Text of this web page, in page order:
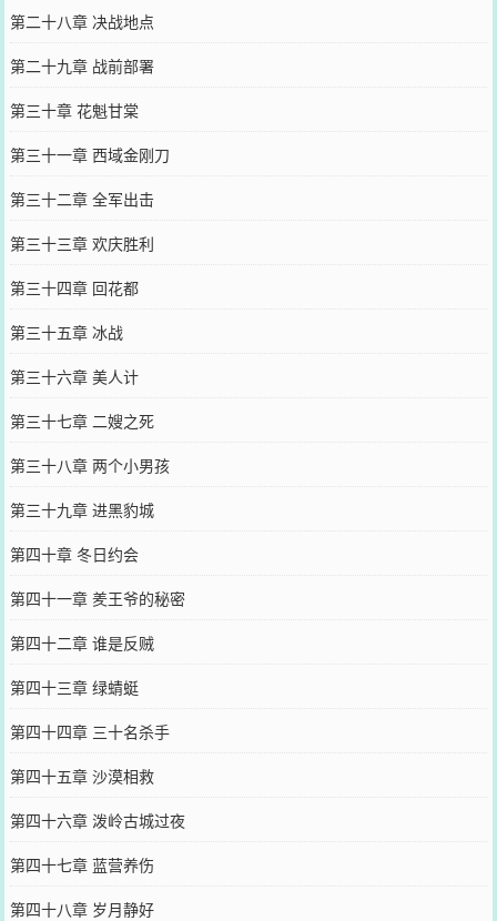
第二十八章 决战地点
第二十九章 战前部署
第三十章 花魁甘棠
第三十一章 西域金刚刀
第三十二章 全军出击
第三十三章 欢庆胜利
第三十四章 回花都
第三十五章 冰战
第三十六章 美人计
第三十七章 二嫂之死
第三十八章 两个小男孩
第三十九章 进黑豹城
第四十章 冬日约会
第四十一章 羑王爷的秘密
第四十二章 谁是反贼
第四十三章 绿蜻蜓
第四十四章 三十名杀手
第四十五章 沙漠相救
第四十六章 泼岭古城过夜
第四十七章 蓝营养伤
第四十八章 岁月静好